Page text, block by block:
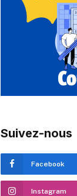
Suivez-nous
Facebook
Instagram